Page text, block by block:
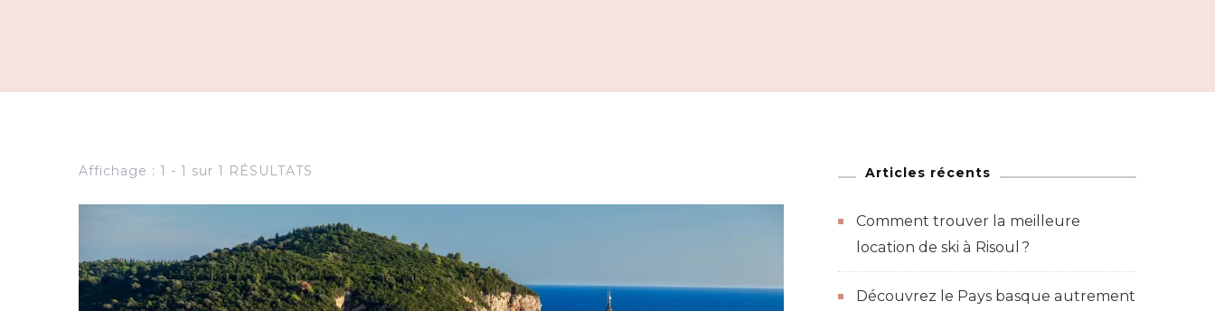
Affichage : 1 - 1 sur 1 RÉSULTATS Articles récents
Comment trouver la meilleure
location de ski à Risoul ?
Découvrez le Pays basque autrement